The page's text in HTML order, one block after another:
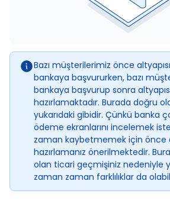
Bazı müşterilerimiz önce
bankaya başvururken, bazı
bankaya başvurup sonra
hazırlamaktadır. Burada doğru
yukarıdaki gibidir. Çünkü banka
ödeme ekranlarını incelemek
zaman kaybetmemek için önce
hazırlamanız önerilmektedir.
olan ticari geçmişiniz nedeniyle
zaman zaman farklılıklar da